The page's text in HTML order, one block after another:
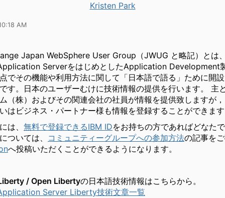
Kristen Park
AM
Japan WebSphere User Group（JWUG と略記）とは
ServerをはじめとしたApplication Development
でその機能や利用方法に関して「日本語で語る」ために開
す。日本のユーザーむけに技術情報の提供を行います。 主
（株）およびその関連会社の社員が情報を提供致しますが
はビジネス・パートナー様も情報を登録することができま
は、 無料で登録できるIBM IDをお持ちの方であればどなた
ついては、 コミュニティーグループへの参加方法の記事を
へ投稿いただくことができるようになります。
/ Open Libertyの日本語技術情報はこちらから。
Server Liberty技術文章一覧